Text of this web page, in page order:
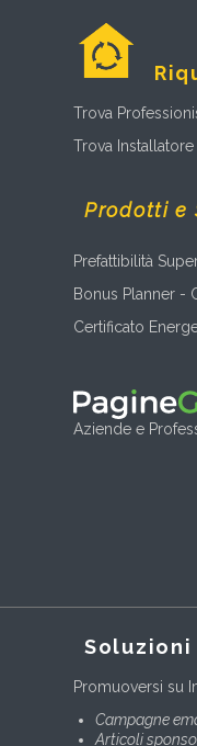
Trova
Trova
Prodotti e
Prefattibilità
Bonus Planner -
Certificato
Aziende e
Promuoversi su
Campagne
Articoli